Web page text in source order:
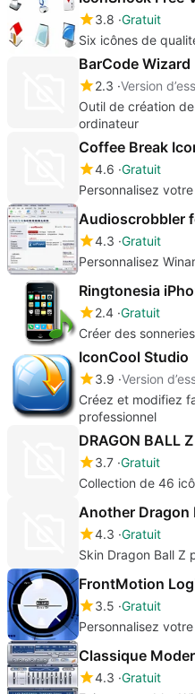
3.8 Gratuit
Six icônes de
BarCode Wizard
2.3 Version
Outil de création
ordinateur
Coffee Break
4.6 Gratuit
Personnalisez
Audioscrobbler
4.3 Gratuit
Personnalisez
Ringtonesia
2.4 Gratuit
Créer des
IconCool Studio
3.9 Version
Créez et modifiez
professionnel
DRAGON BALL
3.7 Gratuit
Collection de 46
Another Dragon
4.3 Gratuit
Skin Dragon Ball Z
FrontMotion
3.5 Gratuit
Personnalisez
Classique
4.3 Gratuit